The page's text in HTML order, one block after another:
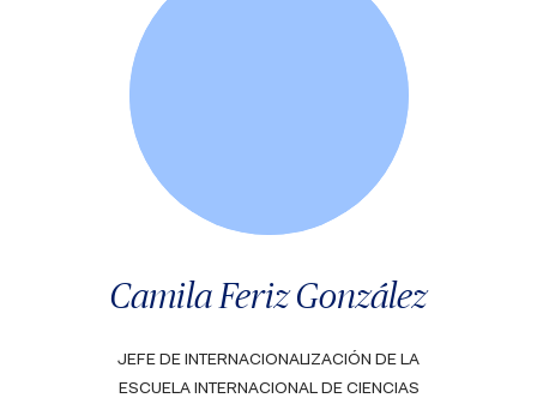
Camila Feriz González
JEFE DE INTERNACIONALIZACIÓN DE LA
ESCUELA INTERNACIONAL DE CIENCIAS